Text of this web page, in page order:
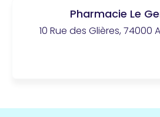
Pharmacie Le
10 Rue des Glières, 74000